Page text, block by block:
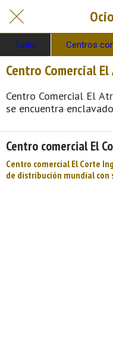
Todo Centros
Centro Comercial
Centro Comercial El
se encuentra
caracterizada por su
que llega a triplicar las
centro neurálgico de
más dinámico que
occidental, en continuo
Centro comercial El
Centro comercial El Corte
de distribución mundial con